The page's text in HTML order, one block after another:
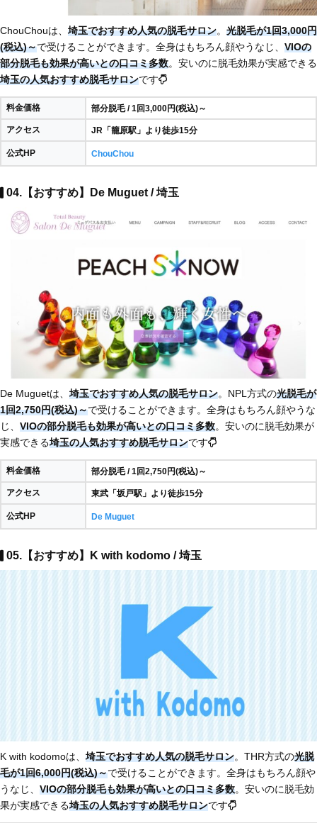
ChouChouは、 埼玉でおすすめ人気の脱毛サロン。 光脱毛が1回3,000円
(税込)～で受けることができます。全身はもちろん顔やうなじ、 VIOの
部分脱毛も効果が高いとの口コミ多数。安いのに脱毛効果が実感できる
埼玉の人気おすすめ脱毛サロンです
料金価格 部分脱毛 / 1回3,000円(税込)～
アクセス JR「籠原駅」より徒歩15分
公式HP ChouChou
04.【おすすめ】De Muguet / 埼玉
De Muguetは、 埼玉でおすすめ人気の脱毛サロン。NPL方式の光脱毛が
1回2,750円(税込)～で受けることができます。全身はもちろん顔やうな
じ、 VIOの部分脱毛も効果が高いとの口コミ多数。安いのに脱毛効果が
実感できる埼玉の人気おすすめ脱毛サロンです
料金価格 部分脱毛 / 1回2,750円(税込)～
アクセス 東武「坂戸駅」より徒歩15分
公式HP De Muguet
05.【おすすめ】K with kodomo / 埼玉
K with kodomoは、 埼玉でおすすめ人気の脱毛サロン。THR方式の光脱
毛が1回6,000円(税込)～で受けることができます。全身はもちろん顔や
うなじ、 VIOの部分脱毛も効果が高いとの口コミ多数。安いのに脱毛効
果が実感できる埼玉の人気おすすめ脱毛サロンです